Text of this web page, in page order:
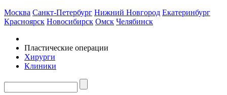
Москва Санкт-Петербург Нижний Новгород Екатеринбург
Красноярск Новосибирск Омск Челябинск
Пластические операции
Хирурги
Клиники